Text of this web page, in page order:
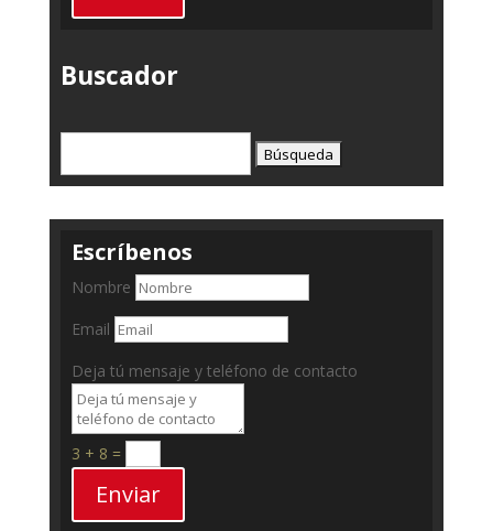
Buscador
Escríbenos
Nombre
Email
Deja tú mensaje y teléfono de contacto
3 + 8 =
Enviar